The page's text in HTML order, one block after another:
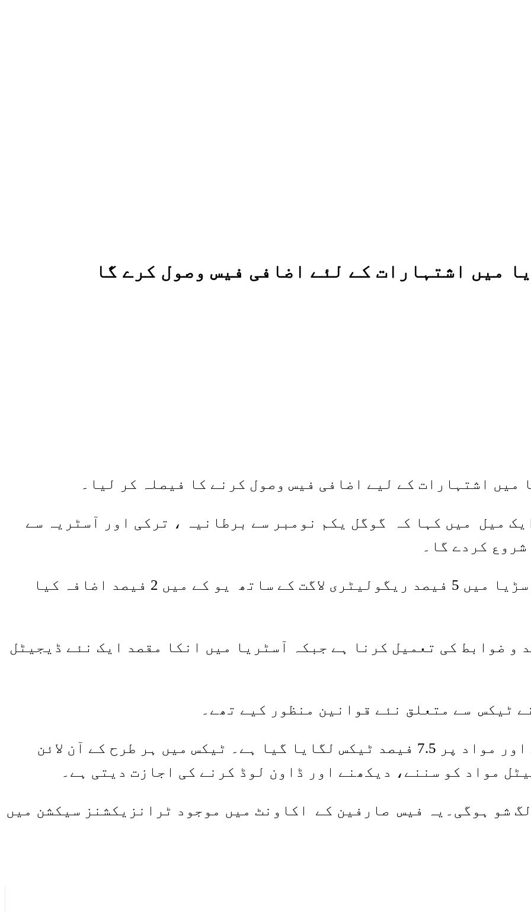
میں اشتہارات کے لئے اضافی فیس وصول کرے گا
اشتہارات کے لیے اضافی فیس وصول کرنے کا فیصلہ کر لیا۔
میل میں کہا کہ گوگل یکم نومبر سے برطانیہ ، ترکی اور آسٹریہ سے
کردے گا۔
اضافی نئی فیس کے مطابق ترکی اور آسڑیا میں 5 فیصد ریگولیٹری لاگت کے ساتھ یو کے میں 2 فیصد اضافہ کیا
و ضوابط کی تعمیل کرنا ہے جبکہ آسٹریا میں انکا مقصد ایک نئے ڈیجیٹل
نئے قانون کے تحت ڈیجیٹل اشتہارات اور مواد پر 7.5 فیصد ٹیکس لگایا گیا ہے۔ ٹیکس میں ہر طرح کے آن لائن
مواد کو سننے، دیکھنے اور ڈاون لوڈ کرنے کی اجازت دیتی ہے۔
شو ہوگی۔یہ فیس صارفین کے اکاونٹ میں موجود ٹرانزیکشنز سیکشن میں